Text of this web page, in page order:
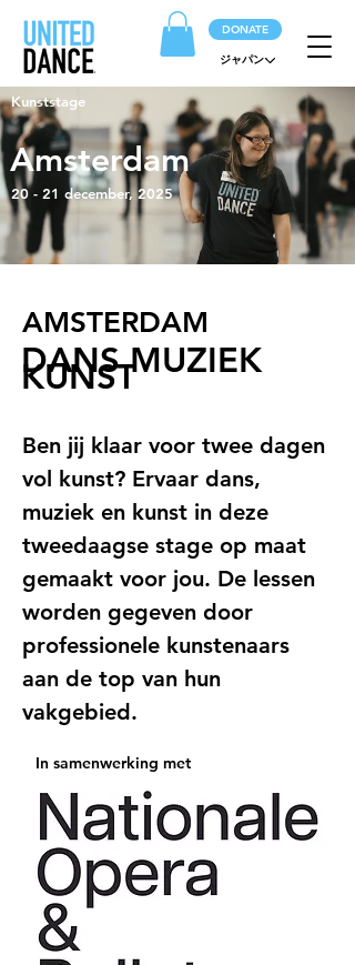
DONATE
ジャパン
Kunststage
Amsterdam
20 - 21 december, 2025
AMSTERDAM
DANS MUZIEK
KUNST
Ben jij klaar voor twee dagen
vol kunst? Ervaar dans,
muziek en kunst in deze
tweedaagse stage op maat
gemaakt voor jou. De lessen
worden gegeven door
professionele kunstenaars
aan de top van hun
vakgebied.
   In samenwerking met